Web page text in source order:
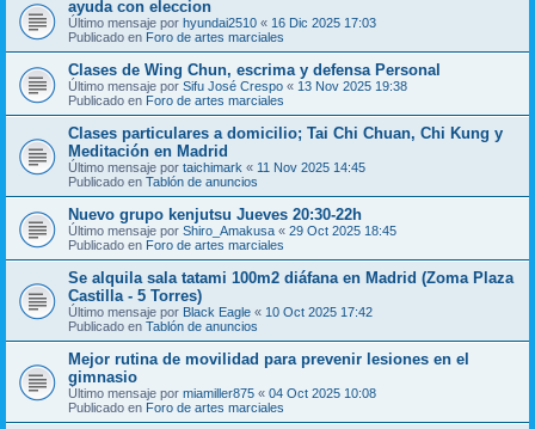
ayuda con eleccion
Último mensaje por hyundai2510 « 16 Dic 2025 17:03
Publicado en Foro de artes marciales
Clases de Wing Chun, escrima y defensa Personal
Último mensaje por Sifu José Crespo « 13 Nov 2025 19:38
Publicado en Foro de artes marciales
Clases particulares a domicilio; Tai Chi Chuan, Chi Kung y
Meditación en Madrid
Último mensaje por taichimark « 11 Nov 2025 14:45
Publicado en Tablón de anuncios
Nuevo grupo kenjutsu Jueves 20:30-22h
Último mensaje por Shiro_Amakusa « 29 Oct 2025 18:45
Publicado en Foro de artes marciales
Se alquila sala tatami 100m2 diáfana en Madrid (Zoma Plaza
Castilla - 5 Torres)
Último mensaje por Black Eagle « 10 Oct 2025 17:42
Publicado en Tablón de anuncios
Mejor rutina de movilidad para prevenir lesiones en el
gimnasio
Último mensaje por miamiller875 « 04 Oct 2025 10:08
Publicado en Foro de artes marciales